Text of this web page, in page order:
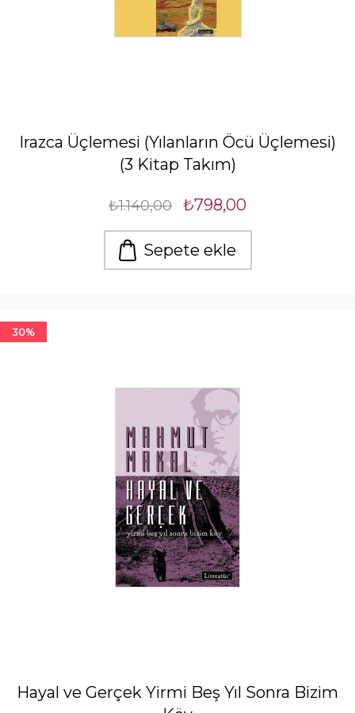
Irazca Üçlemesi (Yılanların Öcü Üçlemesi)
(3 Kitap Takım)
₺1.140,00 ₺798,00
Sepete ekle
30%
Hayal ve Gerçek Yirmi Beş Yıl Sonra Bizim